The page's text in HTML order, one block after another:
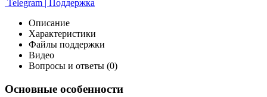
Telegram | Поддержка
Описание
Характеристики
Файлы поддержки
Видео
Вопросы и ответы (0)
Основные особенности